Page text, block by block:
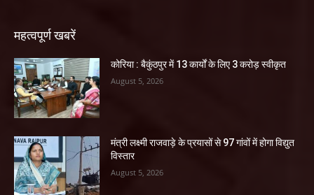
महत्वपूर्ण खबरें
कोरिया : बैकुंठपुर में 13 कार्यों के लिए 3 करोड़ स्वीकृत
August 5, 2026
मंत्री लक्ष्मी राजवाड़े के प्रयासों से 97 गांवों में होगा विद्युत
विस्तार
August 5, 2026